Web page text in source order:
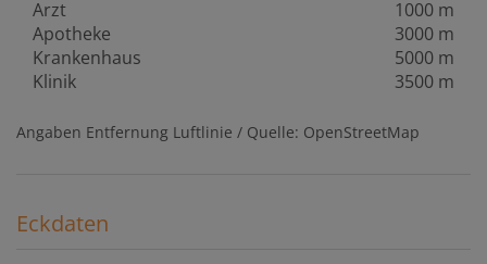
Arzt
1000 m
Apotheke
3000 m
Krankenhaus
5000 m
Klinik
3500 m
Angaben Entfernung Luftlinie / Quelle: OpenStreetMap
Eckdaten